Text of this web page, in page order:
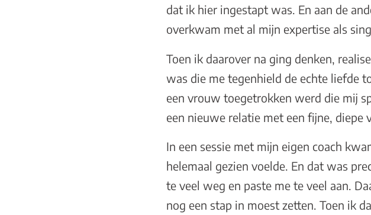
dat ik hier ingestapt was. En aan de
overkwam met al mijn expertise als
Toen ik daarover na ging denken,
was die me tegenhield de echte liefde
een vrouw toegetrokken werd die mij
een nieuwe relatie met een fijne, diepe
In een sessie met mijn eigen coach
helemaal gezien voelde. En dat was
te veel weg en paste me te veel aan.
nog een stap in moest zetten. Toen ik